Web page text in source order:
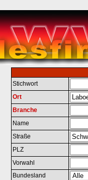
Stichwort
Ort
Branche
Name
Straße
PLZ
Vorwahl
Bundesland